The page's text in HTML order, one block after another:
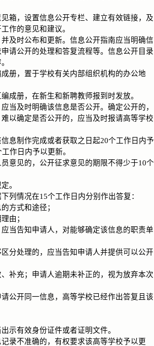
，设置信息公开专栏、建立有效链接，及
作的意见和建议。
时公布和更新。信息公开指南应当明确信
请公开的处理和答复流程等。信息公开目录
，置于学校有关内部组织机构的办公地
册，在新生和新聘教师报到时发放。
及时明确该信息是否公开。确定公开的，
以确定是否公开的，应当及时报请高等学校
制作完成或者获取之日起20个工作日内予
作日内予以更新。
见的，公开征求意见的期限不得少于10个
。
情况在15个工作日内分别作出答复：
方式和途径；
由；
告知申请人，对能够确定该信息的职责单
处理的，应当告知申请人并提供可以公开
充；申请人逾期未补正的，视为放弃本次
开同一信息，高等学校已经作出答复且该
有效身份证件或者证明文件。
不准确的，有权要求该高等学校予以更